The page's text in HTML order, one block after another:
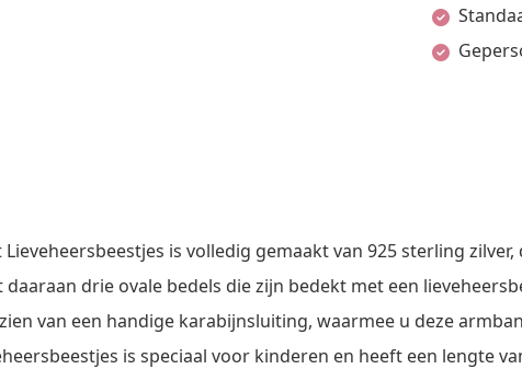
Lieveheersbeestjes is volledig gemaakt van 925 sterling
drie ovale bedels die zijn bedekt met een
van een handige karabijnsluiting, waarmee u deze
is speciaal voor kinderen en heeft een lengte